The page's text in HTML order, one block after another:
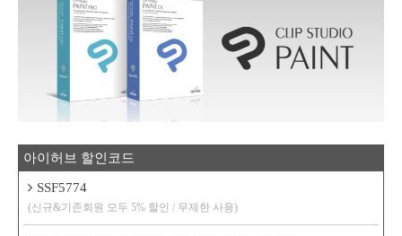
아이허브 할인코드
SSF5774
(신규&기존회원 모두 5% 할인 / 무제한 사용)